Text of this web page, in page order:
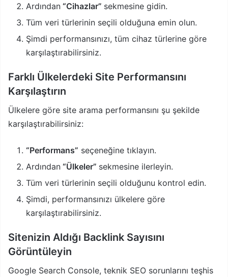
Ardından “Cihazlar” sekmesine gidin.
Tüm veri türlerinin seçili olduğuna emin olun.
Şimdi performansınızı, tüm cihaz türlerine göre
karşılaştırabilirsiniz.
Farklı Ülkelerdeki Site Performansını
Karşılaştırın
Ülkelere göre site arama performansını şu şekilde
karşılaştırabilirsiniz:
“Performans” seçeneğine tıklayın.
Ardından “Ülkeler” sekmesine ilerleyin.
Tüm veri türlerinin seçili olduğunu kontrol edin.
Şimdi, performansınızı ülkelere göre
karşılaştırabilirsiniz.
Sitenizin Aldığı Backlink Sayısını
Görüntüleyin
Google Search Console, teknik SEO sorunlarını teşhis